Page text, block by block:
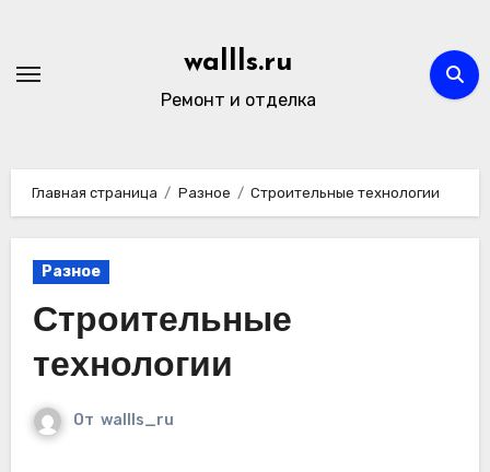
содержимому
wallls.ru
Ремонт и отделка
Главная страница Разное Строительные технологии
Разное
Строительные
технологии
От wallls_ru